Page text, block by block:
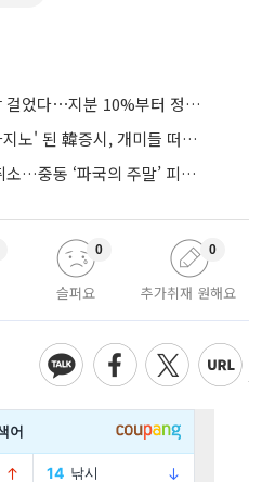
프랑스, 외국인 투자 빗장 걸었다⋯지분 10%부터 정부가 승인
"다신 국장 안 한다"⋯'카지노' 된 韓증시, 개미들 떠난다
트럼프, 이란 공격 전격 취소…중동 ‘파국의 주말’ 피했다
슬퍼요
0
추가취재 원해요
0